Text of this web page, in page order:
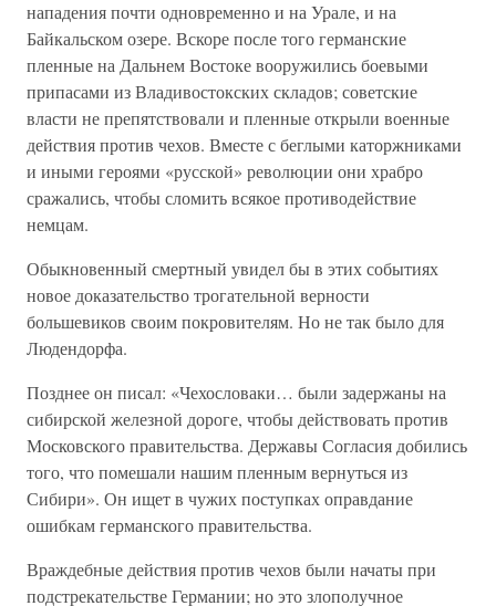
нападения почти одновременно и на Урале, и на
Байкальском озере. Вскоре после того германские
пленные на Дальнем Востоке вооружились боевыми
припасами из Владивостокских складов; советские
власти не препятствовали и пленные открыли военные
действия против чехов. Вместе с беглыми каторжниками
и иными героями «русской» революции они храбро
сражались, чтобы сломить всякое противодействие
немцам.
Обыкновенный смертный увидел бы в этих событиях
новое доказательство трогательной верности
большевиков своим покровителям. Но не так было для
Людендорфа.
Позднее он писал: «Чехословаки… были задержаны на
сибирской железной дороге, чтобы действовать против
Московского правительства. Державы Согласия добились
того, что помешали нашим пленным вернуться из
Сибири». Он ищет в чужих поступках оправдание
ошибкам германского правительства.
Враждебные действия против чехов были начаты при
подстрекательстве Германии; но это злополучное